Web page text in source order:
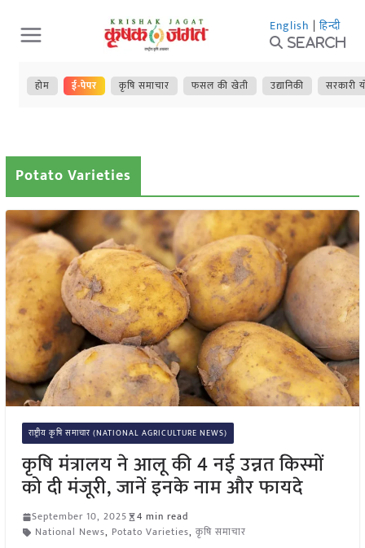
Skip
to
content
English | हिन्दी
Search
होम ई-पेपर कृषि समाचार फसल की खेती उद्यानिकी सरकारी
Potato Varieties
राष्ट्रीय कृषि समाचार (NATIONAL AGRICULTURE NEWS)
कृषि मंत्रालय ने आलू की 4 नई उन्नत किस्मों
को दी मंजूरी, जानें इनके नाम और फायदे
September 10, 2025
4 min read
National News, Potato Varieties, कृषि समाचार